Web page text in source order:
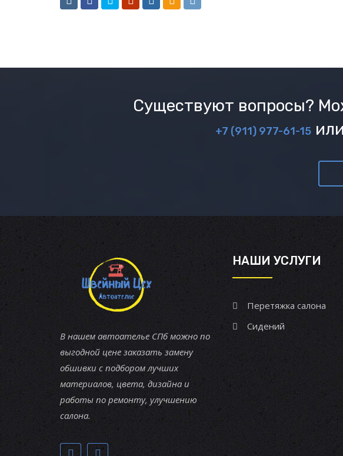
Существуют вопросы?
+7 (911) 977-61-15
В нашем автоателье СПб можно по
выгодной цене заказать замену
обшивки с подбором лучших
материалов, цвета, дизайна и
работы по ремонту, улучшению
салона.
НАШИ УСЛУГИ
Перетяжка салона
Сидений